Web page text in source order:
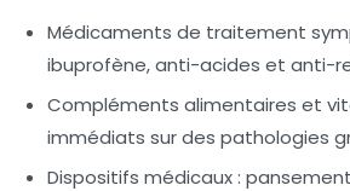
Médicaments de traitement
ibuprofène, anti-acides et anti-
Compléments alimentaires et
immédiats sur des pathologies
Dispositifs médicaux: